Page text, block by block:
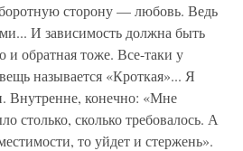
сторону — любовь. Ведь
И зависимость должна быть
и обратная тоже. Все-таки у
называется «Кроткая»... Я
Внутренне, конечно: «Мне
столько, сколько требовалось. А
то уйдет и стержень».